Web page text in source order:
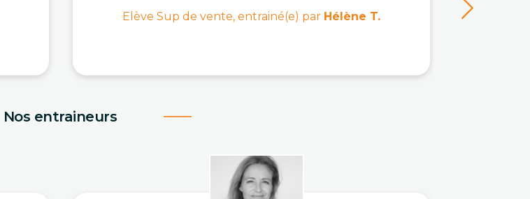
Elève Sup de vente, entrainé(e) par Hélène T.
Nos entraineurs